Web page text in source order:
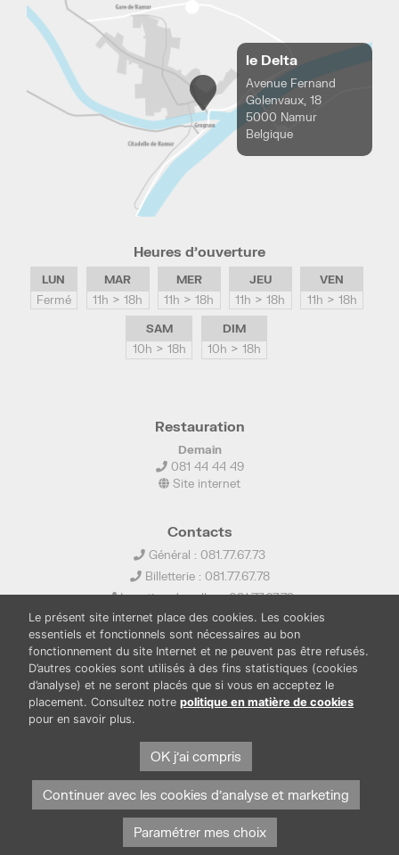
le Delta
Avenue Fernand
Golenvaux, 18
5000 Namur
Belgique
Heures d’ouverture
LUN
Fermé
MAR
11h > 18h
MER
11h > 18h
JEU
11h > 18h
VEN
11h > 18h
SAM
10h > 18h
DIM
10h > 18h
Restauration
Demain
081 44 44 49
Site internet
Contacts
Général : 081.77.67.73
Billetterie : 081.77.67.78
Location de salles : 081.77.67.79
info@ledelta.be
BOUTIQUE
Protection des données et cookies Mentions légales
Le présent site internet place des cookies. Les cookies
essentiels et fonctionnels sont nécessaires au bon
fonctionnement du site Internet et ne peuvent pas être refusés.
D’autres cookies sont utilisés à des fins statistiques (cookies
d’analyse) et ne seront placés que si vous en acceptez le
placement. Consultez notre politique en matière de cookies
pour en savoir plus.
OK j'ai compris
Continuer avec les cookies d'analyse et marketing
Paramétrer mes choix